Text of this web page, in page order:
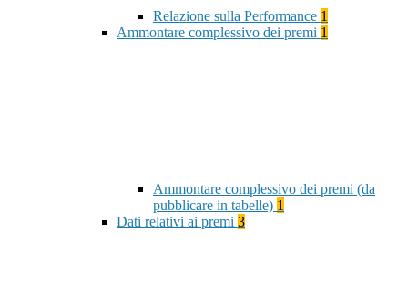
Relazione sulla Performance 1
Ammontare complessivo dei premi 1
Ammontare complessivo dei premi (da
pubblicare in tabelle) 1
Dati relativi ai premi 3